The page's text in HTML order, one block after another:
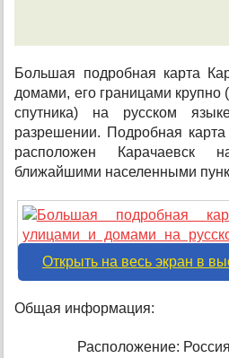
Большая подробная карта
домами, его границами крупно
спутника) на русском
разрешении. Подробная карта
расположен Карачаевск
ближайшими населенными
Открыть на весь экран в
Общая информация:
Расположение: